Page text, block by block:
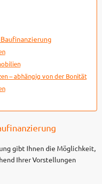
– abhängig von der Bonität
gibt Ihnen die Möglichkeit,
Ihrer Vorstellungen